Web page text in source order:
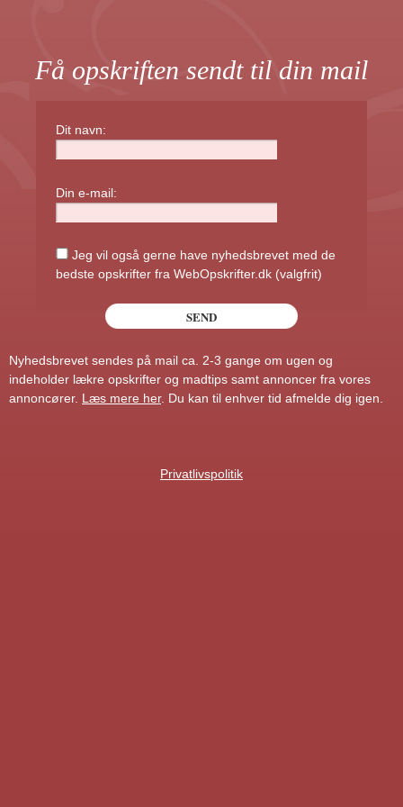
Få opskriften sendt til din mail
Dit navn:
Din e-mail:
Jeg vil også gerne have nyhedsbrevet med de
bedste opskrifter fra WebOpskrifter.dk (valgfrit)
Nyhedsbrevet sendes på mail ca. 2-3 gange om ugen og
indeholder lækre opskrifter og madtips samt annoncer fra vores
annoncører. Læs mere her. Du kan til enhver tid afmelde dig igen.
Privatlivspolitik